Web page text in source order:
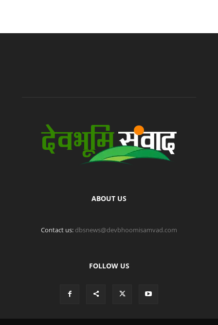
ABOUT US
Contact us: dbsnews@devbhoomisamvad.com
FOLLOW US